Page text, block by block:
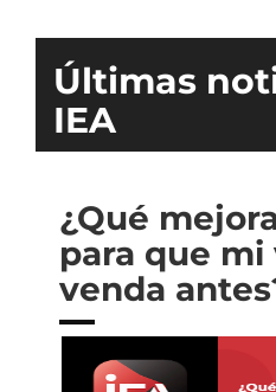
Últimas
IEA
¿Qué
para que
venda